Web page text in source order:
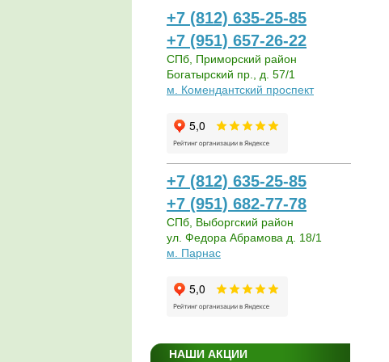
+7 (812) 635-25-85
+7 (951) 657-26-22
СПб, Приморский район
Богатырский пр., д. 57/1
м. Комендантский проспект
+7 (812) 635-25-85
+7 (951) 682-77-78
СПб, Выборгский район
ул. Федора Абрамова д. 18/1
м. Парнас
НАШИ АКЦИИ